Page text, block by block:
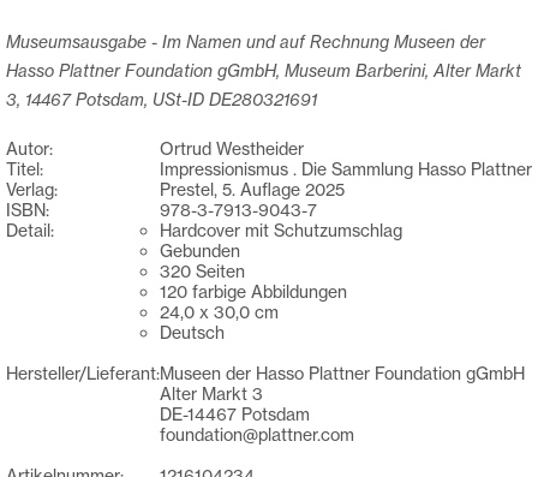
Museumsausgabe - Im Namen und auf Rechnung Museen der
Hasso Plattner Foundation gGmbH, Museum Barberini, Alter Markt
3, 14467 Potsdam, USt-ID DE280321691
Autor:
Ortrud Westheider
Titel:
Impressionismus . Die Sammlung Hasso Plattner
Verlag:
Prestel, 5. Auflage 2025
ISBN:
978-3-7913-9043-7
Detail:
Hardcover mit Schutzumschlag
Gebunden
320 Seiten
120 farbige Abbildungen
24,0 x 30,0 cm
Deutsch
Hersteller/Lieferant:Museen der Hasso Plattner Foundation gGmbH
Alter Markt 3
DE-14467 Potsdam
foundation@plattner.com